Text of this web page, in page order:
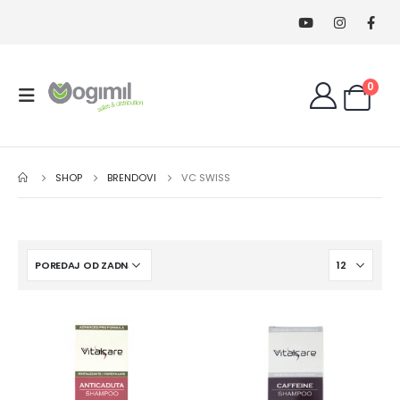
0
SHOP BRENDOVI VC SWISS